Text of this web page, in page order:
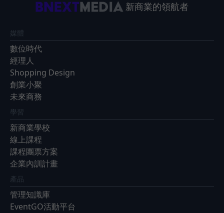
新商業的領航者
媒體
數位時代
經理人
Shopping Design
創業小聚
未來商務
學習
新商業學校
線上課程
課程團票方案
企業內訓計畫
產品
管理知識庫
EventGO活動平台